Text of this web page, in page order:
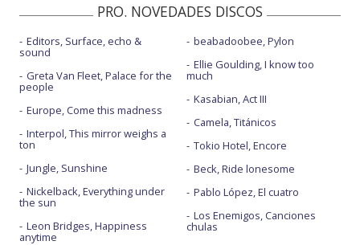
PRO. NOVEDADES DISCOS
Editors, Surface, echo &
sound
Greta Van Fleet, Palace for the
people
Europe, Come this madness
Interpol, This mirror weighs a
ton
Jungle, Sunshine
Nickelback, Everything under
the sun
Leon Bridges, Happiness
anytime
beabadoobee, Pylon
Ellie Goulding, I know too
much
Kasabian, Act III
Camela, Titánicos
Tokio Hotel, Encore
Beck, Ride lonesome
Pablo López, El cuatro
Los Enemigos, Canciones
chulas